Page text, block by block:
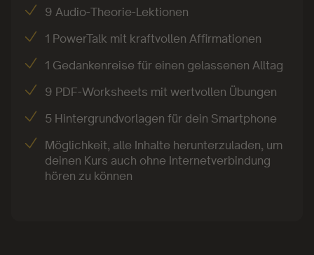
Heute führt sie “Finde dein Mama-Konzept”, ein
Familie und Beruf mit den Schwerpunkten (agiles)
Selbstmanagement und Mindset. Hier begleitet sie
Eltern dabei, wieder eine Verbindung zu sich selbst
zu finden und mehr Lebensenergie zu spüren.
9 Audio-Theorie-Lektionen
1 PowerTalk mit kraftvollen Affirmationen
1 Gedankenreise für einen gelassenen Alltag
9 PDF-Worksheets mit wertvollen Übungen
5 Hintergrundvorlagen für dein Smartphone
Möglichkeit, alle Inhalte herunterzuladen, um
deinen Kurs auch ohne Internetverbindung
hören zu können